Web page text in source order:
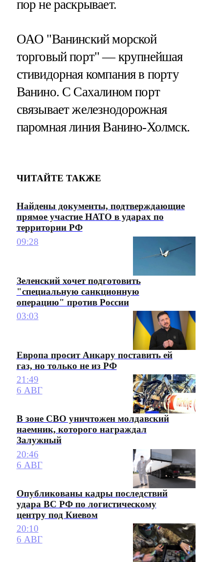
пор не раскрывает.
ОАО "Ванинский морской
торговый порт" — крупнейшая
стивидорная компания в порту
Ванино. С Сахалином порт
связывает железнодорожная
паромная линия Ванино-Холмск.
ЧИТАЙТЕ ТАКЖЕ
Найдены документы, подтверждающие
прямое участие НАТО в ударах по
территории РФ
09:28
Зеленский хочет подготовить
"специальную санкционную
операцию" против России
03:03
Европа просит Анкару поставить ей
газ, но только не из РФ
21:49
6 АВГ
В зоне СВО уничтожен молдавский
наемник, которого награждал
Залужный
20:46
6 АВГ
Опубликованы кадры последствий
удара ВС РФ по логистическому
центру под Киевом
20:10
6 АВГ